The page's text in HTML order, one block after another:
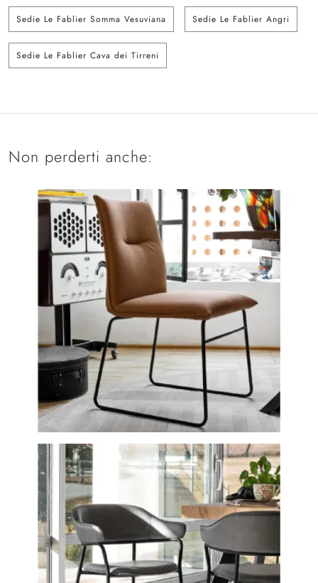
Sedie Le Fablier Somma Vesuviana Sedie Le Fablier Angri
Sedie Le Fablier Cava dei Tirreni
Non perderti anche: